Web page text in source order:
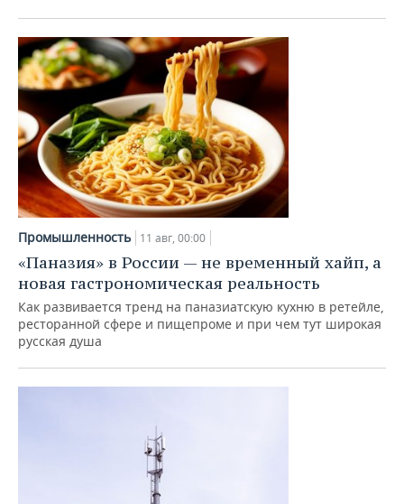
Промышленность 11 авг, 00:00
«Паназия» в России — не временный хайп, а
новая гастрономическая реальность
Как развивается тренд на паназиатскую кухню в ретейле,
ресторанной сфере и пищепроме и при чем тут широкая
русская душа